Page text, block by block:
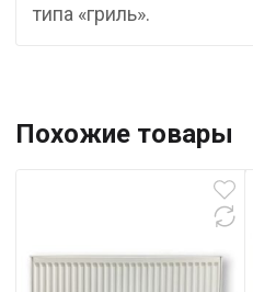
типа «гриль».
Похожие товары